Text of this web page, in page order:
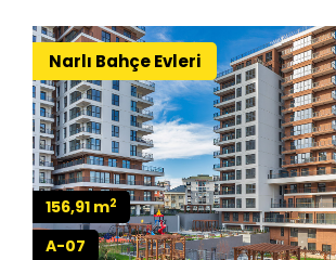
Narlı Bahçe Evleri
156,91 m2
A-07